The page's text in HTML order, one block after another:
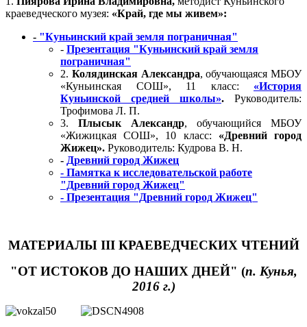
краеведческого музея: «Край, где мы живем»:
- "Куньинский край земля пограничная"
- Презентация "Куньинский край земля
пограничная"
2. Колядинская Александра, обучающаяся МБОУ
«Куньинская СОШ», 11 класс: «История
Куньинской средней школы». Руководитель:
Трофимова Л. П.
3. Плысык Александр, обучающийся МБОУ
«Жижицкая СОШ», 10 класс: «Древний город
Жижец». Руководитель: Кудрова В. Н.
- Древний город Жижец
- Памятка к исследовательской работе
"Древний город Жижец"
- Презентация "Древний город Жижец"
МАТЕРИАЛЫ III КРАЕВЕДЧЕСКИХ ЧТЕНИЙ
"ОТ ИСТОКОВ ДО НАШИХ ДНЕЙ" (п. Кунья,
2016 г.)